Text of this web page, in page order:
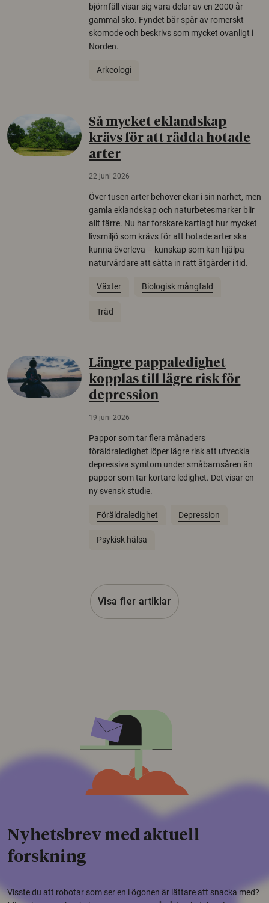
björnfäll visar sig vara delar av en 2000 år
gammal sko. Fyndet bär spår av romerskt
skomode och beskrivs som mycket ovanligt i
Norden.
Arkeologi
Så mycket eklandskap
krävs för att rädda hotade
arter
22 juni 2026
Över tusen arter behöver ekar i sin närhet, men
gamla eklandskap och naturbetesmarker blir
allt färre. Nu har forskare kartlagt hur mycket
livsmiljö som krävs för att hotade arter ska
kunna överleva – kunskap som kan hjälpa
naturvårdare att sätta in rätt åtgärder i tid.
Växter Biologisk mångfald
Träd
Längre pappaledighet
kopplas till lägre risk för
depression
19 juni 2026
Pappor som tar flera månaders
föräldraledighet löper lägre risk att utveckla
depressiva symtom under småbarnsåren än
pappor som tar kortare ledighet. Det visar en
ny svensk studie.
Föräldraledighet Depression
Psykisk hälsa
Visa fler artiklar
Nyhetsbrev med aktuell
forskning
Visste du att robotar som ser en i ögonen är lättare att snacka med?